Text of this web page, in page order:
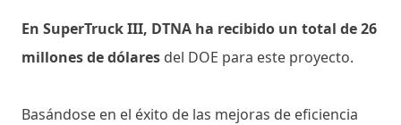
En SuperTruck III, DTNA ha recibido un total de 26
millones de dólares del DOE para este proyecto.
Basándose en el éxito de las mejoras de eficiencia